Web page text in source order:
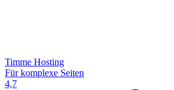
Timme Hosting
Für komplexe Seiten
4,7